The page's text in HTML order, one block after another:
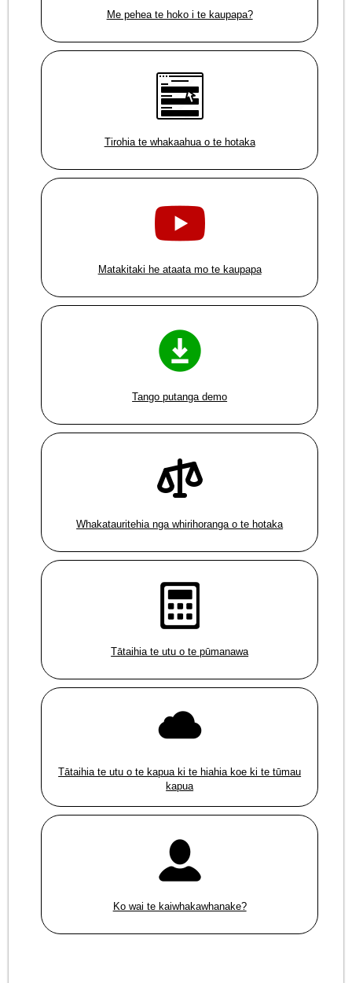
Me pehea te hoko i te kaupapa?
Tirohia te whakaahua o te hotaka
Matakitaki he ataata mo te kaupapa
Tango putanga demo
Whakatauritehia nga whirihoranga o te hotaka
Tātaihia te utu o te pūmanawa
Tātaihia te utu o te kapua ki te hiahia koe ki te tūmau
kapua
Ko wai te kaiwhakawhanake?